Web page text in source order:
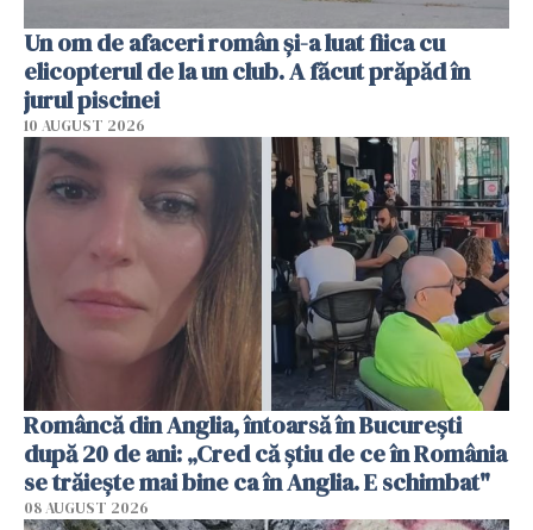
Un om de afaceri român și-a luat fiica cu
elicopterul de la un club. A făcut prăpăd în
jurul piscinei
10 AUGUST 2026
Româncă din Anglia, întoarsă în București
după 20 de ani: „Cred că știu de ce în România
se trăiește mai bine ca în Anglia. E schimbat"
08 AUGUST 2026